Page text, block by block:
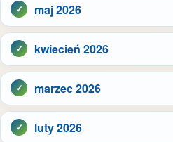
maj 2026
kwiecień 2026
marzec 2026
luty 2026